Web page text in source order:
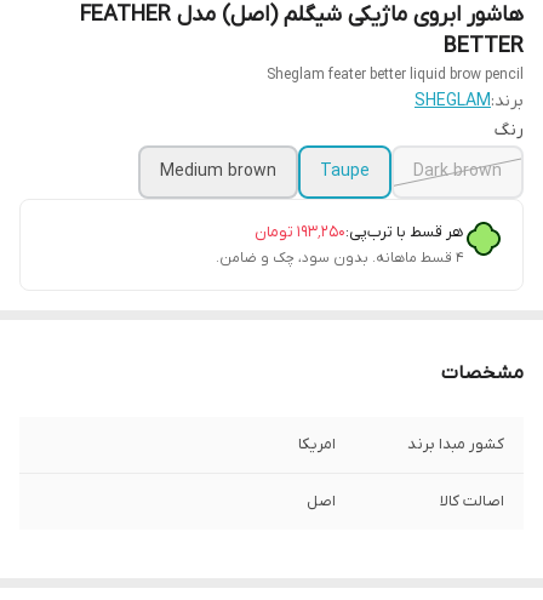
هاشور ابروی ماژیکی شیگلم (اصل) مدل FEATHER
BETTER
Sheglam feater better liquid brow pencil
برند:SHEGLAM
رنگ
Dark brown
Taupe
Medium brown
هر قسط با ترب‌پی:۱۹۳٬۲۵۰ تومان
۴ قسط ماهانه. بدون سود، چک و ضامن.
مشخصات
کشور مبدا برند امریکا
اصالت کالا اصل